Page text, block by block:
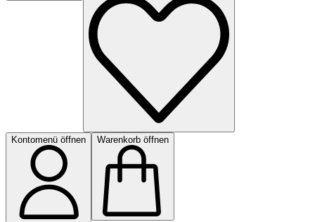
Kontomenü öffnen Warenkorb öffnen